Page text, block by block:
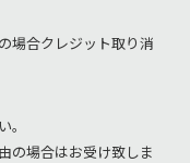
場合クレジット取り消
の場合はお受け致しま